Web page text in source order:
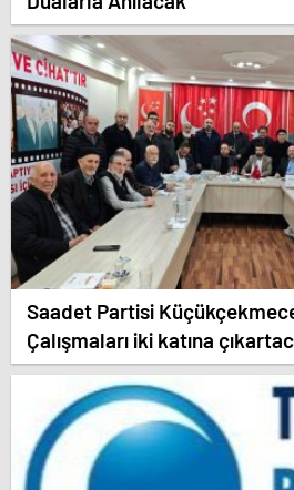
Saadet Partisi
Çalışmaları iki katına